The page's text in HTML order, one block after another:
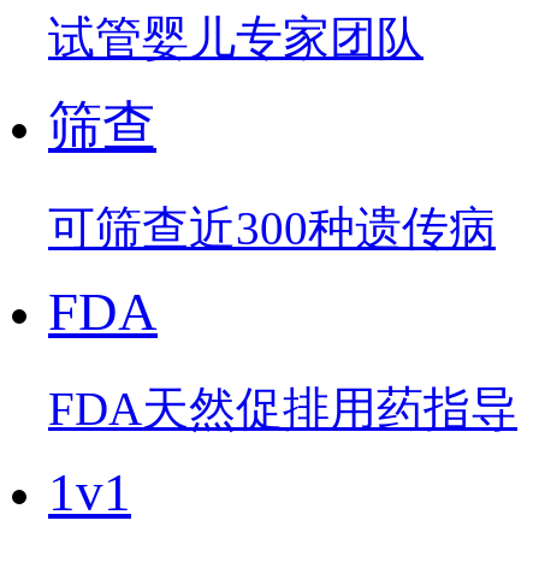
试管婴儿专家团队
筛查
可筛查近300种遗传病
FDA
FDA天然促排用药指导
1v1